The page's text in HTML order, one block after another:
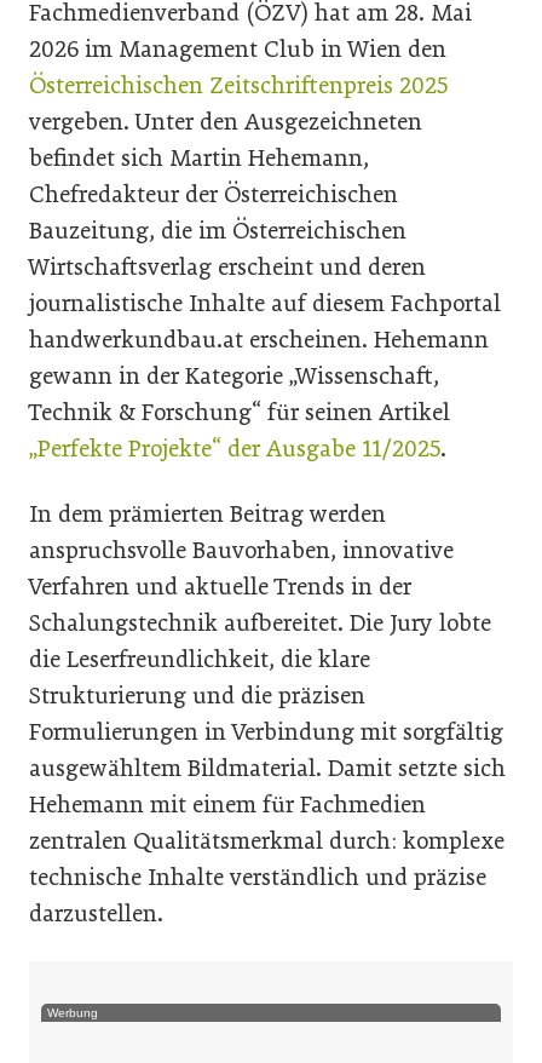
Fachmedienverband (ÖZV) hat am 28. Mai
2026 im Management Club in Wien den
Österreichischen Zeitschriftenpreis 2025
vergeben. Unter den Ausgezeichneten
befindet sich Martin Hehemann,
Chefredakteur der Österreichischen
Bauzeitung, die im Österreichischen
Wirtschaftsverlag erscheint und deren
journalistische Inhalte auf diesem Fachportal
handwerkundbau.at erscheinen. Hehemann
gewann in der Kategorie „Wissenschaft,
Technik & Forschung“ für seinen Artikel
„Perfekte Projekte“ der Ausgabe 11/2025.
In dem prämierten Beitrag werden
anspruchsvolle Bauvorhaben, innovative
Verfahren und aktuelle Trends in der
Schalungstechnik aufbereitet. Die Jury lobte
die Leserfreundlichkeit, die klare
Strukturierung und die präzisen
Formulierungen in Verbindung mit sorgfältig
ausgewähltem Bildmaterial. Damit setzte sich
Hehemann mit einem für Fachmedien
zentralen Qualitätsmerkmal durch: komplexe
technische Inhalte verständlich und präzise
darzustellen.
Werbung